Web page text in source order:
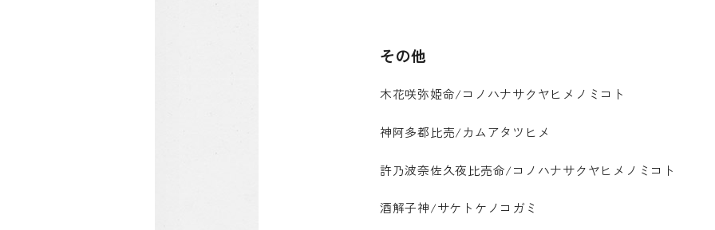
その他
木花咲弥姫命/コノハナサクヤヒメノミコト
神阿多都比売/カムアタツヒメ
許乃波奈佐久夜比売命/コノハナサクヤヒメノミコト
酒解子神/サケトケノコガミ